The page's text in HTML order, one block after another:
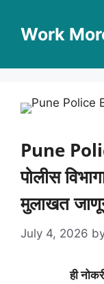
contentWork
Pune
पोलीस
मुलाखत जाणून
July 4, 2026
ही